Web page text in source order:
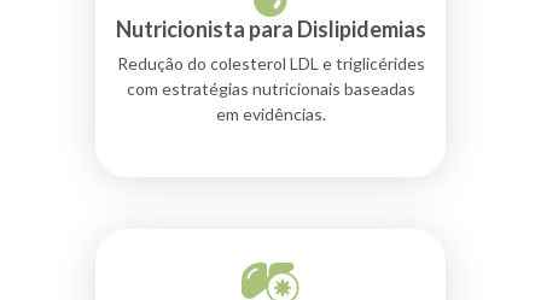
Nutricionista para Dislipidemias
Redução do colesterol LDL e triglicérides
com estratégias nutricionais baseadas
em evidências.